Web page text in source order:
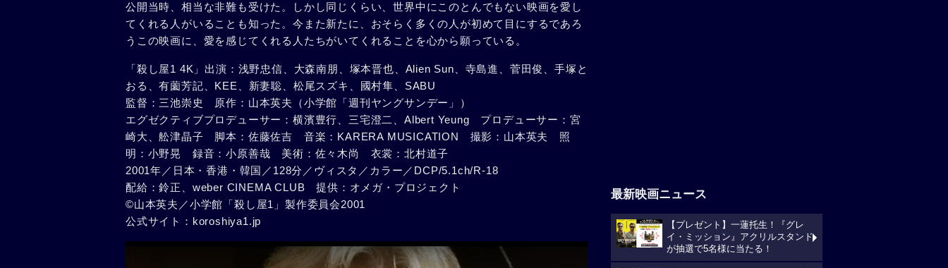
公開当時、相当な非難も受けた。しかし同じくらい、世界中にこのとんでもない映画を愛し
てくれる人がいることも知った。今また新たに、おそらく多くの人が初めて目にするであろ
うこの映画に、愛を感じてくれる人たちがいてくれることを心から願っている。
「殺し屋1 4K」出演：浅野忠信、大森南朋、塚本晋也、Alien Sun、寺島進、菅田俊、手塚と
おる、有薗芳記、KEE、新妻聡、松尾スズキ、國村隼、SABU
監督：三池崇史 原作：山本英夫（小学館「週刊ヤングサンデー」）
エグゼクティブプロデューサー：横濱豊行、三宅澄二、Albert Yeung プロデューサー：宮
崎大、舩津晶子 脚本：佐藤佐吉 音楽：KARERA MUSICATION 撮影：山本英夫 照
明：小野晃 録音：小原善哉 美術：佐々木尚 衣裳：北村道子
2001年／日本・香港・韓国／128分／ヴィスタ／カラー／DCP/5.1ch/R-18
配給：鈴正、weber CINEMA CLUB 提供：オメガ・プロジェクト
©山本英夫／小学館「殺し屋1」製作委員会2001
公式サイト：koroshiya1.jp
最新映画ニュース
【プレゼント】一蓮托生！『グレ
イ・ミッション』アクリルスタンド
が抽選で5名様に当たる！